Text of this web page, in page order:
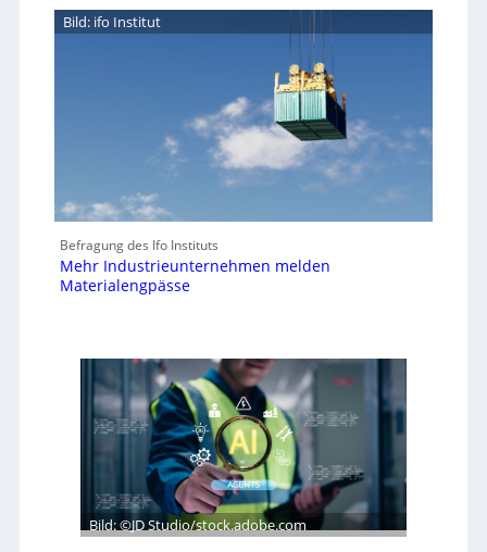
Bild: ifo Institut
Befragung des Ifo Instituts
Mehr Industrieunternehmen melden
Materialengpässe
Bild: ©JD Studio/stock.adobe.com